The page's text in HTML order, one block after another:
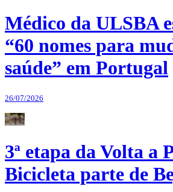
Médico da ULSBA
“60 nomes para
saúde” em Portugal
26/07/2026
3ª etapa da Volta a
Bicicleta parte de